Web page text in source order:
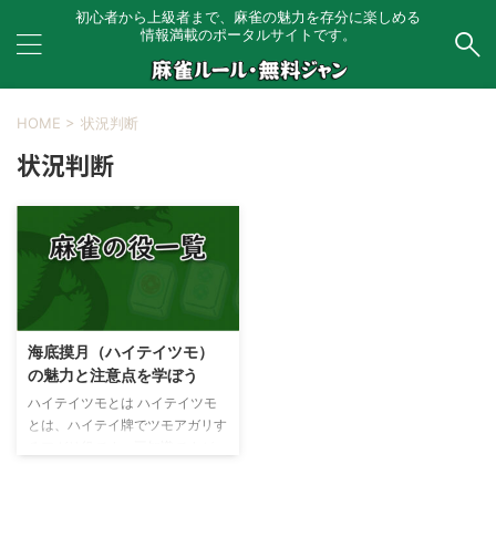
初心者から上級者まで、麻雀の魅力を存分に楽しめる
情報満載のポータルサイトです。
HOME > 状況判断
状況判断
海底摸月（ハイテイツモ）
の魅力と注意点を学ぼう
ハイテイツモとは ハイテイツモ
とは、ハイテイ牌でツモアガリす